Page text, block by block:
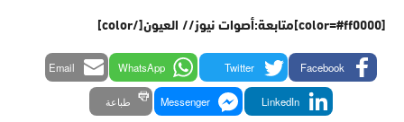
[color=#ff0000]متابعة:أصوات نيوز// العيون[/color]
Facebook
Twitter
WhatsApp
Email
LinkedIn
Messenger طباعة